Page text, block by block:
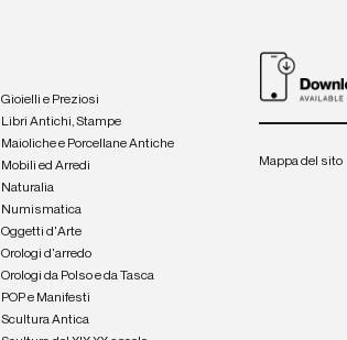
Gioielli e Preziosi
Libri Antichi, Stampe
Maioliche e Porcellane Antiche
Mobili ed Arredi
Naturalia
Numismatica
Oggetti d'Arte
Orologi d'arredo
Orologi da Polso e da Tasca
POP e Manifesti
Scultura Antica
Mappa del sito